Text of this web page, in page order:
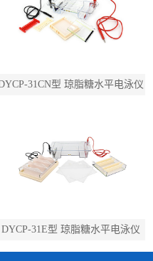
31CN型 琼脂糖水平电泳仪
DYCP-31E型 琼脂糖水平电泳仪